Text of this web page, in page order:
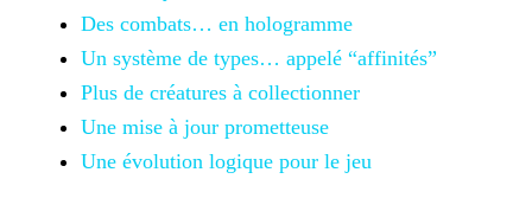
Des combats… en hologramme
Un système de types… appelé “affinités”
Plus de créatures à collectionner
Une mise à jour prometteuse
Une évolution logique pour le jeu